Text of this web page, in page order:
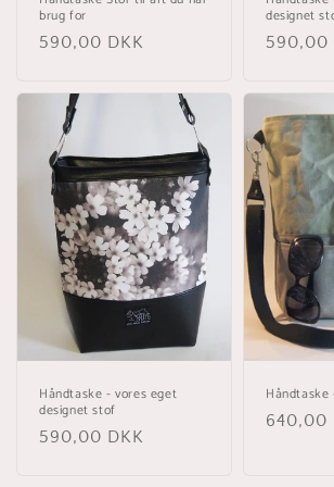
brug for
Normalpris
590,00 DKK
designet
590,00
Håndtaske - vores eget
designet stof
Normalpris
590,00 DKK
Håndtaske
640,00